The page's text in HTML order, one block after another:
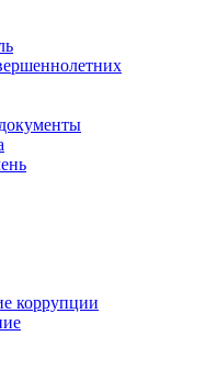
коррупции